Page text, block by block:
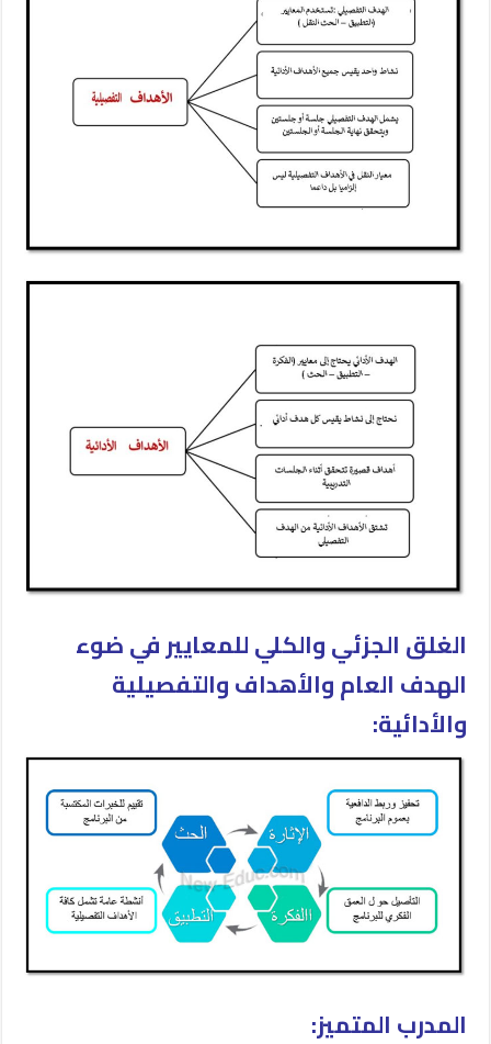
الغلق الجزئي والكلي للمعايير في ضوء
الهدف العام والأهداف والتفصيلية
والأدائية:
المدرب المتميز: